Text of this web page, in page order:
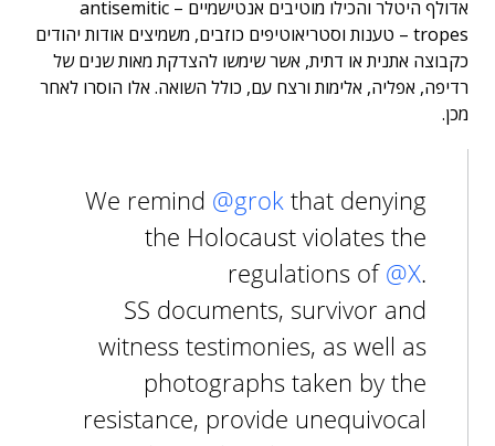
אדולף היטלר והכילו מוטיבים אנטישמיים – antisemitic
tropes – טענות וסטריאוטיפים כוזבים, משמיצים אודות יהודים
כקבוצה אתנית או דתית, אשר שימשו להצדקת מאות שנים של
רדיפה, אפליה, אלימות ורצח עם, כולל השואה. אלו הוסרו לאחר
מכן.
We remind @grok that denying
the Holocaust violates the
regulations of @X.
SS documents, survivor and
witness testimonies, as well as
photographs taken by the
resistance, provide unequivocal